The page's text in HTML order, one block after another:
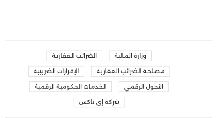
وزارة المالية الضرائب العقارية
مصلحة الضرائب العقارية الإقرارات الضريبية
التحول الرقمي الخدمات الحكومية الرقمية
شركة إى تاكس